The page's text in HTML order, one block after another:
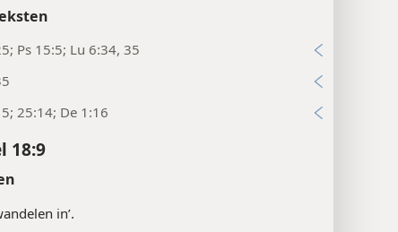
Ps 15:5; Lu 6:34, 35
25:14; De 1:16
18:9
in’.